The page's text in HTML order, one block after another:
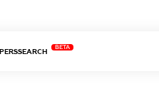
BETA